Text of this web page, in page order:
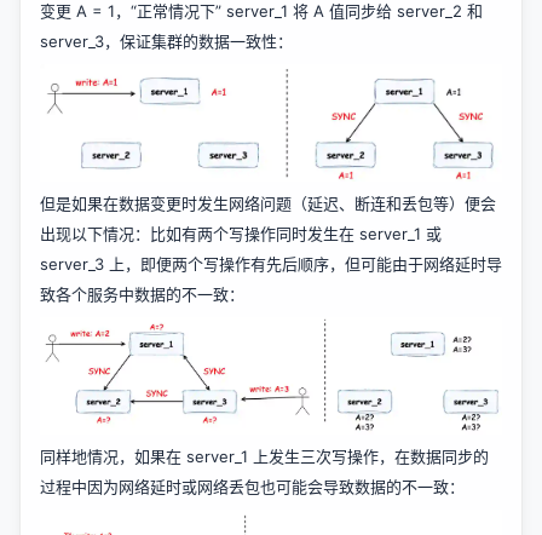
变更 A = 1，“正常情况下” server_1 将 A 值同步给 server_2 和
server_3，保证集群的数据一致性：
但是如果在数据变更时发生网络问题（延迟、断连和丢包等）便会
出现以下情况：比如有两个写操作同时发生在 server_1 或
server_3 上，即便两个写操作有先后顺序，但可能由于网络延时导
致各个服务中数据的不一致：
同样地情况，如果在 server_1 上发生三次写操作，在数据同步的
过程中因为网络延时或网络丢包也可能会导致数据的不一致：